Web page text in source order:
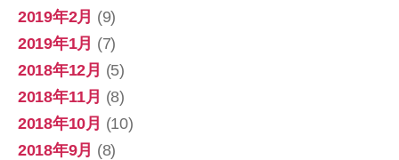
2019年2月 (9)
2019年1月 (7)
2018年12月 (5)
2018年11月 (8)
2018年10月 (10)
2018年9月 (8)